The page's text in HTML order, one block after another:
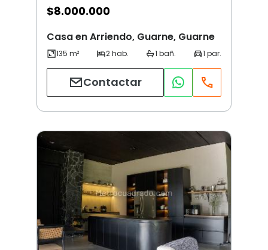
$8.000.000
Casa en Arriendo, Guarne, Guarne
Contactar